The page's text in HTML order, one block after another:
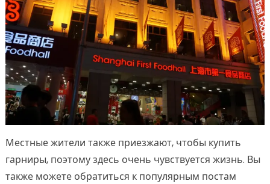
Местные жители также приезжают, чтобы купить
гарниры, поэтому здесь очень чувствуется жизнь. Вы
также можете обратиться к популярным постам